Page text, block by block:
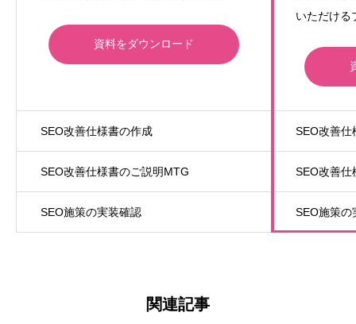
資料をダウンロード
SEO改善仕様書の作成
SEO改善仕様書のご説明MTG
SEO施策の実装確認
いただける
SEO改善仕
SEO改善仕
SEO施策の
関連記事